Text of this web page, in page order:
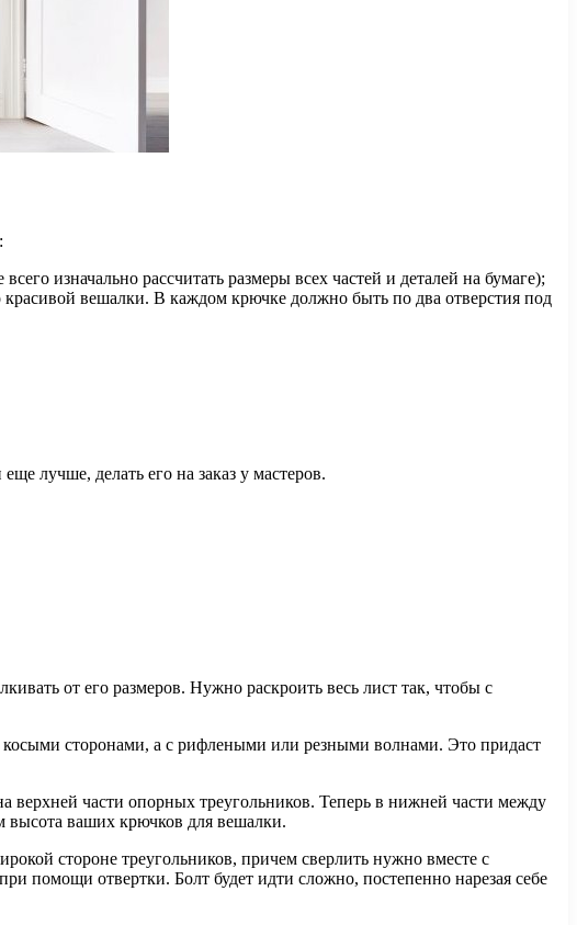
изначально рассчитать размеры всех частей и деталей на бумаге);
вешалки. В каждом крючке должно быть по два отверстия под
лучше, делать его на заказ у мастеров.
от его размеров. Нужно раскроить весь лист так, чтобы с
сторонами, а с рифлеными или резными волнами. Это придаст
части опорных треугольников. Теперь в нижней части между
высота ваших крючков для вешалки.
стороне треугольников, причем сверлить нужно вместе с
помощи отвертки. Болт будет идти сложно, постепенно нарезая себе